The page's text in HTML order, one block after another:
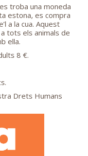
troba una moneda
estona, es compra
a la cua. Aquest
tots els animals de
ella.
8 €.
Drets Humans